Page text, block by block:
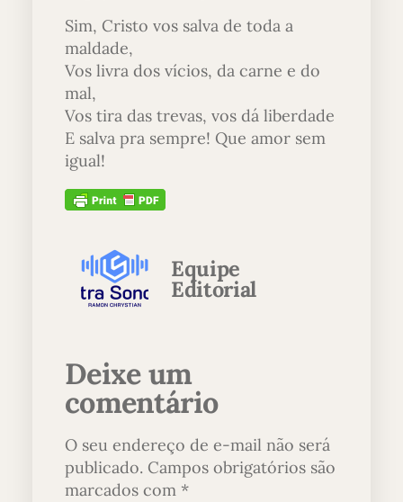
Sim, Cristo vos salva de toda a
maldade,
Vos livra dos vícios, da carne e do
mal,
Vos tira das trevas, vos dá liberdade
E salva pra sempre! Que amor sem
igual!
Equipe
Editorial
Deixe um
comentário
O seu endereço de e-mail não será
publicado. Campos obrigatórios são
marcados com *